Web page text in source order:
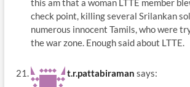
this am that a woman LTTE member
check point, killing several Srilankan
numerous innocent Tamils, who were
the war zone. Enough said about LTTE.
t.r.pattabiraman says: